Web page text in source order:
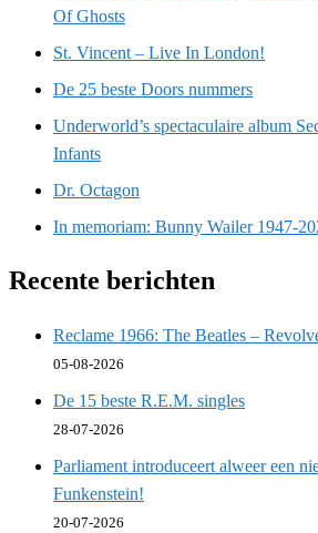
Of Ghosts
St. Vincent – Live In London!
De 25 beste Doors nummers
Underworld’s spectaculaire album
Infants
Dr. Octagon
In memoriam: Bunny Wailer 1947-
Recente berichten
Reclame 1966: The Beatles –
05-08-2026
De 15 beste R.E.M. singles
28-07-2026
Parliament introduceert alweer een
Funkenstein!
20-07-2026